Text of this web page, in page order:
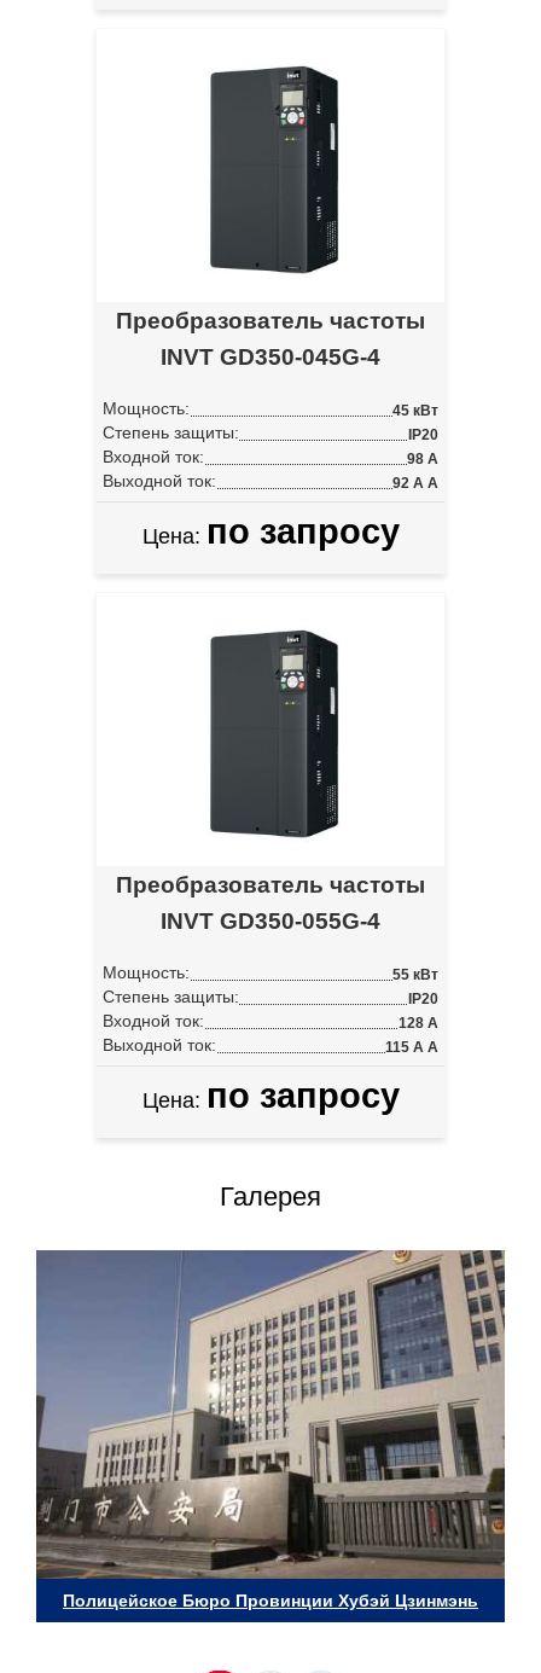
Преобразователь частоты
INVT GD350-045G-4
Мощность: 45 кВт
Степень защиты: IP20
Входной ток: 98 А
Выходной ток: 92 А А
Цена: по запросу
Преобразователь частоты
INVT GD350-055G-4
Мощность: 55 кВт
Степень защиты: IP20
Входной ток: 128 А
Выходной ток: 115 А А
Цена: по запросу
Галерея
Полицейское Бюро Провинции Хубэй Цзинмэнь